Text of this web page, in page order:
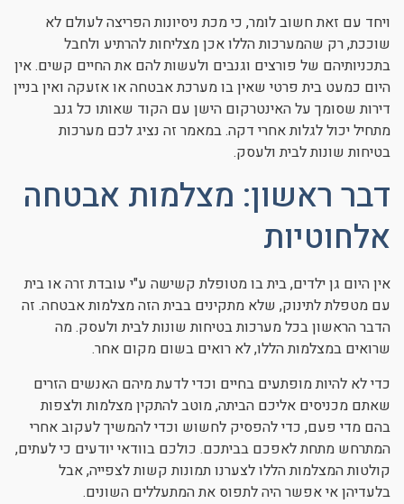
ויחד עם זאת חשוב לומר, כי מכת ניסיונות הפריצה לעולם לא
שוככת, רק שהמערכות הללו אכן מצליחות להרתיע ולחבל
בתכניותיהם של פורצים וגנבים ולעשות להם את החיים קשים. אין
היום כמעט בית פרטי שאין בו מערכת אבטחה או אזעקה ואין בניין
דירות שסומך על האינטרקום הישן עם הקוד שאותו כל גנב
מתחיל יכול לגלות אחרי דקה. במאמר זה נציג לכם מערכות
בטיחות שונות לבית ולעסק.
דבר ראשון: מצלמות אבטחה
אלחוטיות
אין היום גן ילדים, בית בו מטופלת קשישה ע"י עובדת זרה או בית
עם מטפלת לתינוק, שלא מתקינים בבית הזה מצלמות אבטחה. זה
הדבר הראשון בכל מערכות בטיחות שונות לבית ולעסק. מה
שרואים במצלמות הללו, לא רואים בשום מקום אחר.
כדי לא להיות מופתעים בחיים וכדי לדעת מיהם האנשים הזרים
שאתם מכניסים אליכם הביתה, מוטב להתקין מצלמות ולצפות
בהם מדי פעם, כדי להפסיק לחשוש וכדי להמשיך לעקוב אחרי
המתרחש מתחת לאפכם בביתכם. כולכם בוודאי יודעים כי לעתים,
קולטות המצלמות הללו לצערנו תמונות קשות לצפייה, אבל
בלעדיהן אי אפשר היה לתפוס את המתעללים השונים.